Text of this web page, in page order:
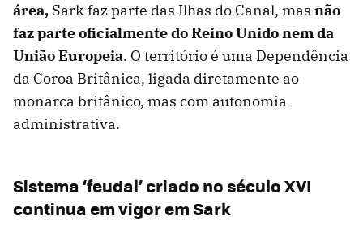
área, Sark faz parte das Ilhas do Canal, mas não
faz parte oficialmente do Reino Unido nem da
União Europeia. O território é uma Dependência
da Coroa Britânica, ligada diretamente ao
monarca britânico, mas com autonomia
administrativa.
Sistema ‘feudal’ criado no século XVI
continua em vigor em Sark